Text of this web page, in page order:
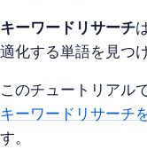
キーワードリサーチ
適化する単語を見つ
このチュートリアル
キーワードリサーチ
す。